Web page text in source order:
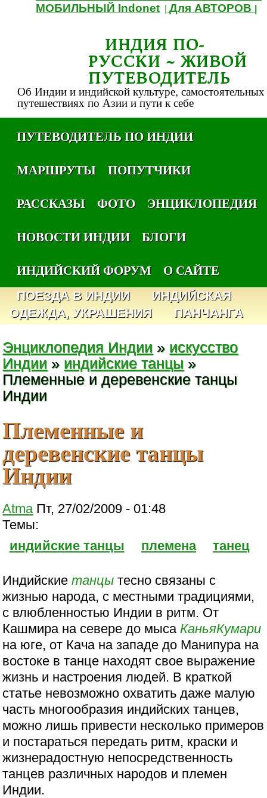
МОБИЛЬНЫЙ Indonet |Для АВТОРОВ
ИНДИЯ ПО-
РУССКИ ~ ЖИВОЙ
ПУТЕВОДИТЕЛЬ
Об Индии и индийской культуре, самостоятельных
путешествиях по Азии и пути к себе
ПУТЕВОДИТЕЛЬ ПО ИНДИИ
МАРШРУТЫ
ПОПУТЧИКИ
РАССКАЗЫ
ФОТО
ЭНЦИКЛОПЕДИЯ
НОВОСТИ ИНДИИ
БЛОГИ
ИНДИЙСКИЙ ФОРУМ
О САЙТЕ
ПОЕЗДА В ИНДИИ
ИНДИЙСКАЯ
ОДЕЖДА, УКРАШЕНИЯ
ПАНЧАНГА
Энциклопедия Индии » искусство
Индии » индийские танцы »
Племенные и деревенские танцы
Индии
Племенные и
деревенские танцы
Индии
Atma Пт, 27/02/2009 - 01:48
Темы:
индийские танцы
племена танец
Индийскиетанцы тесно связаны с
жизнью народа, с местными традициями,
с влюбленностью Индии в ритм. От
Кашмира на севере до мыса КаньяКумари
на юге, от Кача на западе до Манипура на
востоке в танце находят свое выражение
жизнь и настроения людей. В краткой
статье невозможно охватить даже малую
часть многообразия индийских танцев,
можно лишь привести несколько примеров
и постараться передать ритм, краски и
жизнерадостную непосредственность
танцев различных народов и племен
Индии.